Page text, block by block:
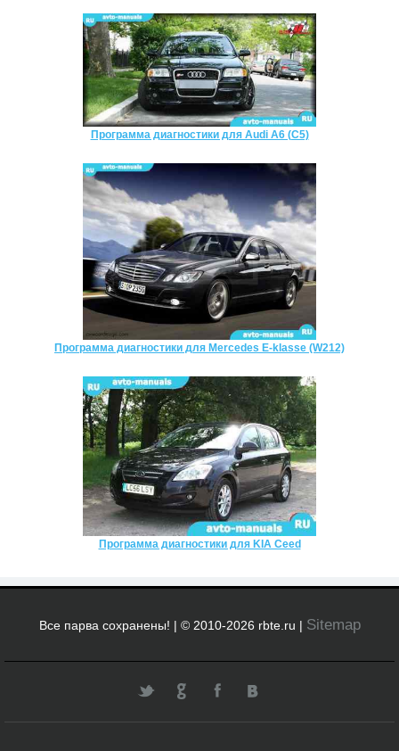
Программа диагностики для Audi A6 (C5)
Программа диагностики для Mercedes E-klasse (W212)
Программа диагностики для KIA Ceed
Все парва сохранены! | © 2010-2026 rbte.ru | Sitemap